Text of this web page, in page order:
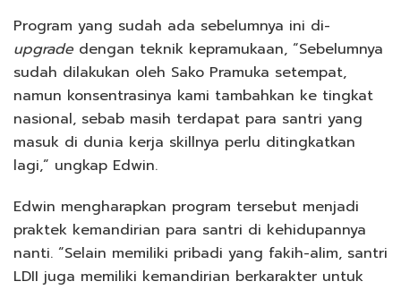
Program yang sudah ada sebelumnya ini di-
upgrade dengan teknik kepramukaan, “Sebelumnya
sudah dilakukan oleh Sako Pramuka setempat,
namun konsentrasinya kami tambahkan ke tingkat
nasional, sebab masih terdapat para santri yang
masuk di dunia kerja skillnya perlu ditingkatkan
lagi,” ungkap Edwin.
Edwin mengharapkan program tersebut menjadi
praktek kemandirian para santri di kehidupannya
nanti. “Selain memiliki pribadi yang fakih-alim, santri
LDII juga memiliki kemandirian berkarakter untuk